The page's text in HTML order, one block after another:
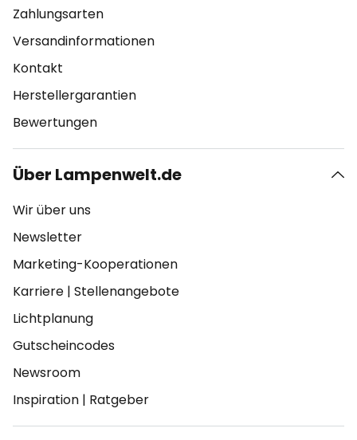
Zahlungsarten
Versandinformationen
Kontakt
Herstellergarantien
Bewertungen
Über Lampenwelt.de
Wir über uns
Newsletter
Marketing-Kooperationen
Karriere | Stellenangebote
Lichtplanung
Gutscheincodes
Newsroom
Inspiration | Ratgeber